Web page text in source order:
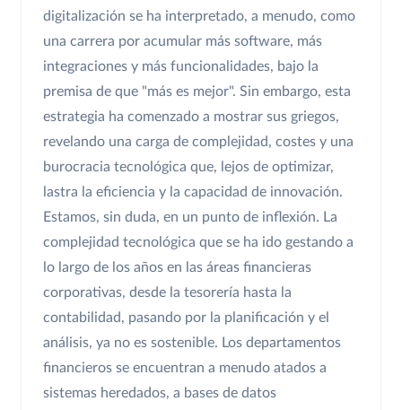
digitalización se ha interpretado, a menudo, como
una carrera por acumular más software, más
integraciones y más funcionalidades, bajo la
premisa de que "más es mejor". Sin embargo, esta
estrategia ha comenzado a mostrar sus griegos,
revelando una carga de complejidad, costes y una
burocracia tecnológica que, lejos de optimizar,
lastra la eficiencia y la capacidad de innovación.
Estamos, sin duda, en un punto de inflexión. La
complejidad tecnológica que se ha ido gestando a
lo largo de los años en las áreas financieras
corporativas, desde la tesorería hasta la
contabilidad, pasando por la planificación y el
análisis, ya no es sostenible. Los departamentos
financieros se encuentran a menudo atados a
sistemas heredados, a bases de datos